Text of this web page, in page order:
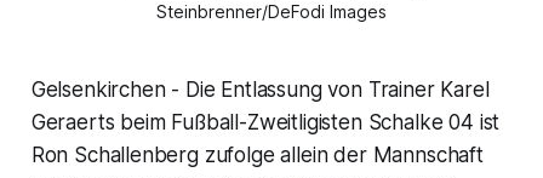
Steinbrenner/DeFodi Images
Gelsenkirchen - Die Entlassung von Trainer Karel
Geraerts beim Fußball-Zweitligisten Schalke 04 ist
Ron Schallenberg zufolge allein der Mannschaft